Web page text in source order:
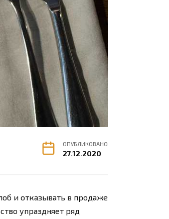
ОПУБЛИКОВАНО
27.12.2020
и отказывать в продаже
упраздняет ряд